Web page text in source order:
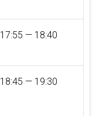
17:55 — 18:40
18:45 — 19:30